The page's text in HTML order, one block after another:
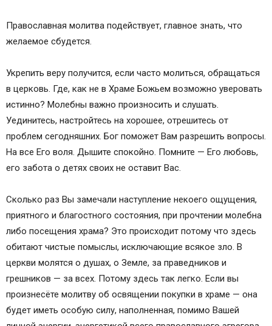
Православная молитва подействует, главное знать, что
желаемое сбудется.
Укрепить веру получится, если часто молиться, обращаться
в церковь. Где, как не в Храме Божьем возможно уверовать
истинно? Молебны важно произносить и слушать.
Уединитесь, настройтесь на хорошее, отрешитесь от
проблем сегодняшних. Бог поможет Вам разрешить вопросы.
На все Его воля. Дышите спокойно. Помните — Его любовь,
его забота о детях своих не оставит Вас.
Сколько раз Вы замечали наступление некоего ощущения,
приятного и благостного состояния, при прочтении молебна
либо посещения храма? Это происходит потому что здесь
обитают чистые помыслы, исключающие всякое зло. В
церкви молятся о душах, о Земле, за праведников и
грешников — за всех. Потому здесь так легко. Если вы
произнесёте молитву об освящении покупки в храме — она
будет иметь особую силу, наполненная, помимо Вашей